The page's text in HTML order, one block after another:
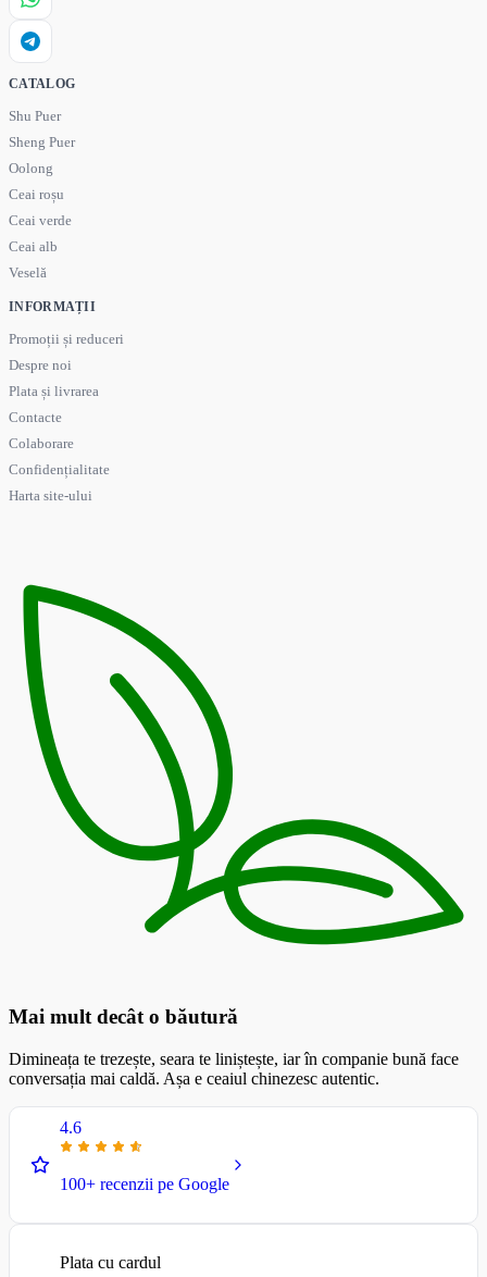
CATALOG
Shu Puer
Sheng Puer
Oolong
Ceai roșu
Ceai verde
Ceai alb
Veselă
INFORMAȚII
Promoții și reduceri
Despre noi
Plata și livrarea
Contacte
Colaborare
Confidențialitate
Harta site-ului
Mai mult decât o băutură
Dimineața te trezește, seara te liniștește, iar în companie bună face
conversația mai caldă. Așa e ceaiul chinezesc autentic.
4.6
100+ recenzii pe Google
Plata cu cardul